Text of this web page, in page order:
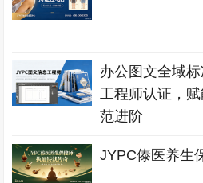
办公图文全域
工程师认证，
范进阶
JYPC傣医养生